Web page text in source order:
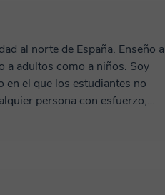
al norte de España. Enseño a
como a niños. Soy
en el que los estudiantes no
persona con esfuerzo,
comunicativas para que